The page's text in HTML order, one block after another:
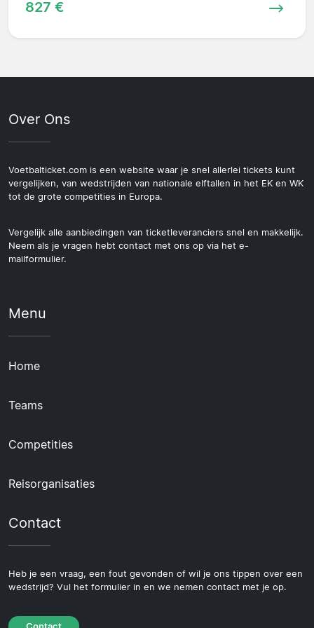
827 €
Over Ons
Voetbalticket.com is een website waar je snel allerlei tickets kunt
vergelijken, van wedstrijden van nationale elftallen in het EK en WK
tot de grote competities in Europa.
Vergelijk alle aanbiedingen van ticketleveranciers snel en makkelijk.
Neem als je vragen hebt contact met ons op via het e-
mailformulier.
Menu
Home
Teams
Competities
Reisorganisaties
Contact
Heb je een vraag, een fout gevonden of wil je ons tippen over een
wedstrijd? Vul het formulier in en we nemen contact met je op.